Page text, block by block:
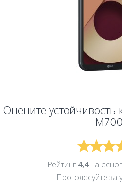
Оцените устойчивость
M700
Рейтинг 4,4на
Проголосуйте за